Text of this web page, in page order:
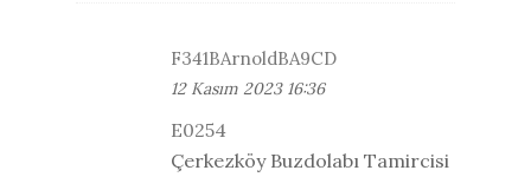
F341BArnoldBA9CD
12 Kasım 2023 16:36
E0254
Çerkezköy Buzdolabı Tamircisi